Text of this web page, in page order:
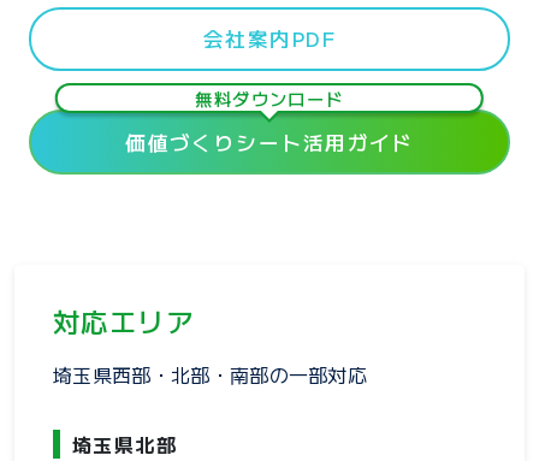
会社案内PDF
無料ダウンロード
価値づくりシート活用ガイド
対応エリア
埼玉県西部・北部・南部の一部対応
埼玉県北部